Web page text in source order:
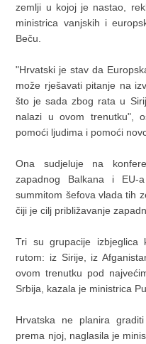
zemlji u kojoj je nastao,
ministrica vanjskih i
Beču.
"Hrvatski je stav da
može rješavati pitanje na
što je sada zbog rata u
nalazi u ovom trenutku",
pomoći ljudima i pomoći
Ona sudjeluje na
zapadnog Balkana i
summitom šefova vlada tih
čiji je cilj približavanje
Tri su grupacije izbjeglica
rutom: iz Sirije, iz
ovom trenutku pod
Srbija, kazala je ministrica
Hrvatska ne planira
prema njoj, naglasila je